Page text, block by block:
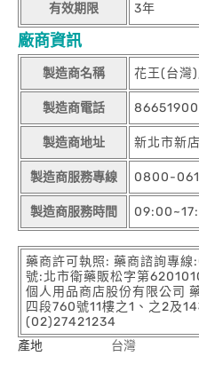
有效期限 3年
廠商資訊
製造商名稱 花王(台灣
製造商電話 86651900
製造商地址 新北市新
製造商服務專線 0800-
製造商服務時間
藥商許可執照: 藥商諮詢專
號:北市衛藥販松字第
個人用品商店股份有限公司
四段760號11樓之1、之2及
(02)27421234
產地
台灣